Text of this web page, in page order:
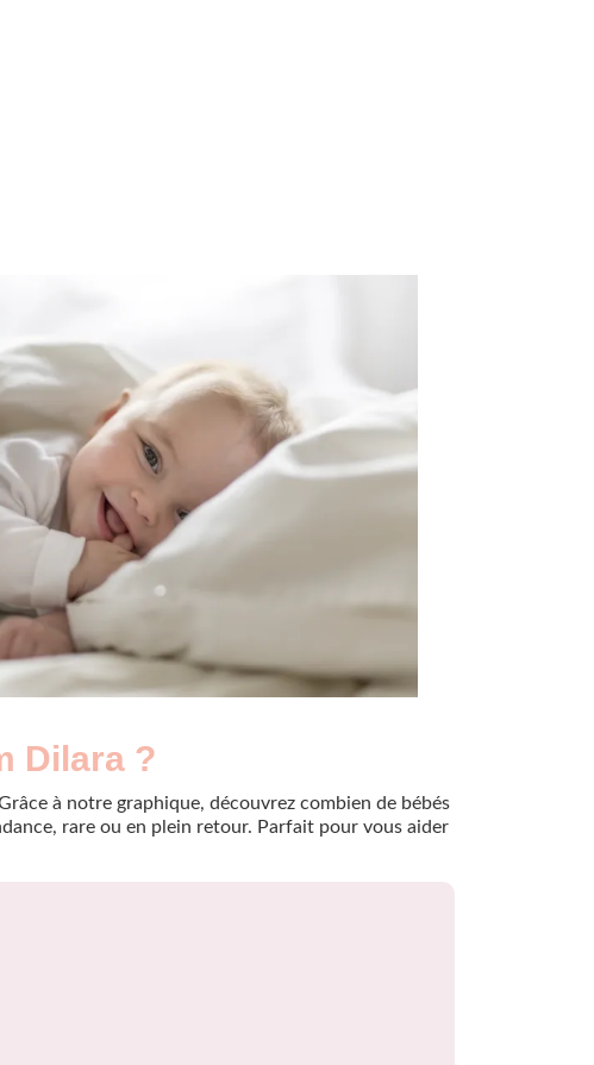
Dilara ?
à notre graphique, découvrez combien de bébés
rare ou en plein retour. Parfait pour vous aider